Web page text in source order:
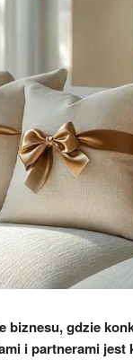
biznesu, gdzie
i partnerami